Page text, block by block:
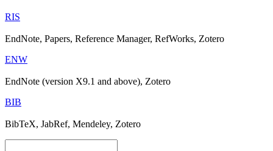
RIS
EndNote, Papers, Reference Manager, RefWorks, Zotero
ENW
EndNote (version X9.1 and above), Zotero
BIB
BibTeX, JabRef, Mendeley, Zotero